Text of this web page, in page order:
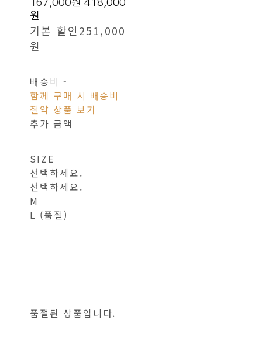
167,000원418,000
원
기본 할인 251,000
원
배송비 -
함께 구매 시 배송비
절약 상품 보기
추가 금액
SIZE
선택하세요.
선택하세요.
M
L (품절)
품절된 상품입니다.